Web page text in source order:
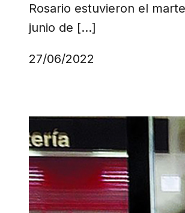
Rosario estuvieron el
junio de […]
27/06/2022